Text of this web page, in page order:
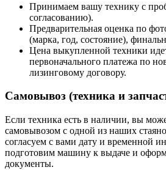
Принимаем вашу технику с
согласованию).
Предварительная оценка по
(марка, год, состояние),
Цена выкупленной техники
первоначального платежа по
лизинговому договору.
Самовывоз (техника и
Если техника есть в наличии, вы
самовывозом с одной из наших
согласуем с вами дату и временной
подготовим машину к выдаче и
документы.